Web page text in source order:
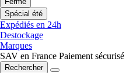
Spécial été
Expédiés en 24h
Destockage
Marques
SAV en France Paiement sécurisé
Rechercher